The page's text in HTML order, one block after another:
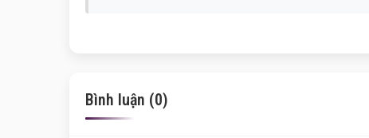
Bình luận (0)